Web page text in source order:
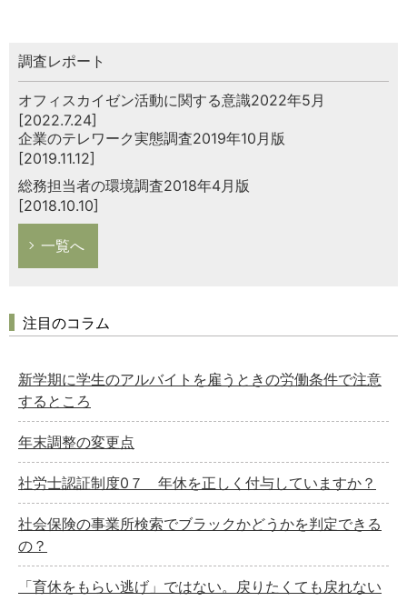
調査レポート
オフィスカイゼン活動に関する意識2022年5月
[2022.7.24]
企業のテレワーク実態調査2019年10月版
[2019.11.12]
総務担当者の環境調査2018年4月版
[2018.10.10]
一覧へ
注目のコラム
新学期に学生のアルバイトを雇うときの労働条件で注意
するところ
年末調整の変更点
社労士認証制度0７ 年休を正しく付与していますか？
社会保険の事業所検索でブラックかどうかを判定できる
の？
「育休をもらい逃げ」ではない。戻りたくても戻れない